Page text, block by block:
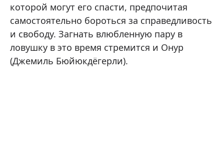
которой могут его спасти, предпочитая
самостоятельно бороться за справедливость
и свободу. Загнать влюбленную пару в
ловушку в это время стремится и Онур
(Джемиль Бюйюкдёгерли).